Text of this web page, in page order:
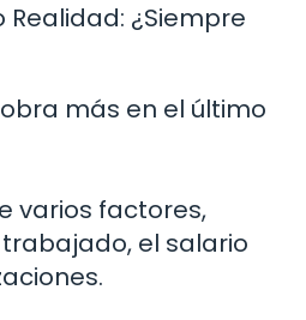
¿Siempre
más en el último
varios factores,
el salario